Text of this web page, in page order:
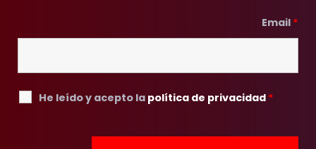
Email *
He leído y acepto la política de privacidad *